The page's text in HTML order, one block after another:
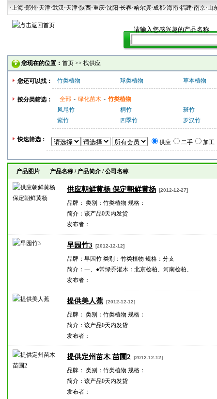
·上海·郑州 ·天津·武汉·天津·陕西·重庆·沈阳·长春·哈尔滨·成都·海南·福建·南京·山
您现在的位置： 首页 >> 找供应
您还可以找： 竹类植物 球类植物 草本植物
按分类筛选： 全部 - 绿化苗木 - 竹类植物
凤尾竹
桐竹
斑竹
紫竹
四季竹 罗汉竹
快速筛选： 供应 二手 加工
产品图片 产品名称 / 产品简介 / 公司名称
供应朝鲜黄杨 保定朝鲜黄杨 [2012-12-27]
品牌： 类别：竹类植物 规格：
简介：该产品0天内发货
发布者：
早园竹3 [2012-12-12]
品牌：早园竹 类别：竹类植物 规格：分支
简介：一、●常绿乔灌木：北京桧柏、河南桧柏、
发布者：
提供美人蕉 [2012-12-12]
品牌： 类别：竹类植物 规格：
简介：该产品0天内发货
发布者：
提供定州苗木 苗圃2 [2012-12-12]
品牌： 类别：竹类植物 规格：
简介：该产品0天内发货
发布者：